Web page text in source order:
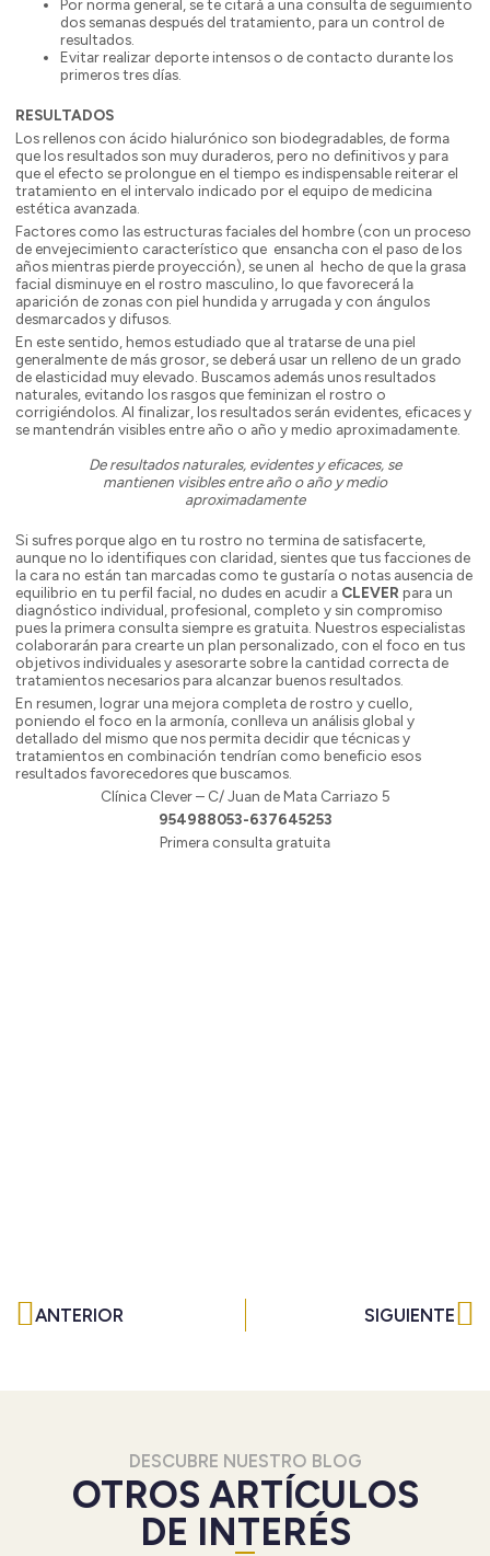
Por norma general, se te citará a una consulta de seguimiento
dos semanas después del tratamiento, para un control de
resultados.
Evitar realizar deporte intensos o de contacto durante los
primeros tres días.
RESULTADOS
Los rellenos con ácido hialurónico son biodegradables, de forma
que los resultados son muy duraderos, pero no definitivos y para
que el efecto se prolongue en el tiempo es indispensable reiterar el
tratamiento en el intervalo indicado por el equipo de medicina
estética avanzada.
Factores como las estructuras faciales del hombre (con un proceso
de envejecimiento característico que ensancha con el paso de los
años mientras pierde proyección), se unen al hecho de que la grasa
facial disminuye en el rostro masculino, lo que favorecerá la
aparición de zonas con piel hundida y arrugada y con ángulos
desmarcados y difusos.
En este sentido, hemos estudiado que al tratarse de una piel
generalmente de más grosor, se deberá usar un relleno de un grado
de elasticidad muy elevado. Buscamos además unos resultados
naturales, evitando los rasgos que feminizan el rostro o
corrigiéndolos. Al finalizar, los resultados serán evidentes, eficaces y
se mantendrán visibles entre año o año y medio aproximadamente.
De resultados naturales, evidentes y eficaces, se
mantienen visibles entre año o año y medio
aproximadamente
Si sufres porque algo en tu rostro no termina de satisfacerte,
aunque no lo identifiques con claridad, sientes que tus facciones de
la cara no están tan marcadas como te gustaría o notas ausencia de
equilibrio en tu perfil facial, no dudes en acudir a CLEVER para un
diagnóstico individual, profesional, completo y sin compromiso
pues la primera consulta siempre es gratuita. Nuestros especialistas
colaborarán para crearte un plan personalizado, con el foco en tus
objetivos individuales y asesorarte sobre la cantidad correcta de
tratamientos necesarios para alcanzar buenos resultados.
En resumen, lograr una mejora completa de rostro y cuello,
poniendo el foco en la armonía, conlleva un análisis global y
detallado del mismo que nos permita decidir que técnicas y
tratamientos en combinación tendrían como beneficio esos
resultados favorecedores que buscamos.
Clínica Clever – C/ Juan de Mata Carriazo 5
954988053-637645253
Primera consulta gratuita
Ant
ANTERIOR SIGUIENTE
DESCUBRE NUESTRO BLOG
OTROS ARTÍCULOS
DE INTERÉS